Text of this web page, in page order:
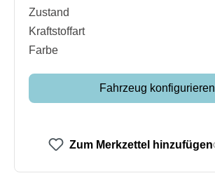
Zustand
Kraftstoffart
Farbe
Fahrzeug konfigurieren
Zum Merkzettel hinzufügen